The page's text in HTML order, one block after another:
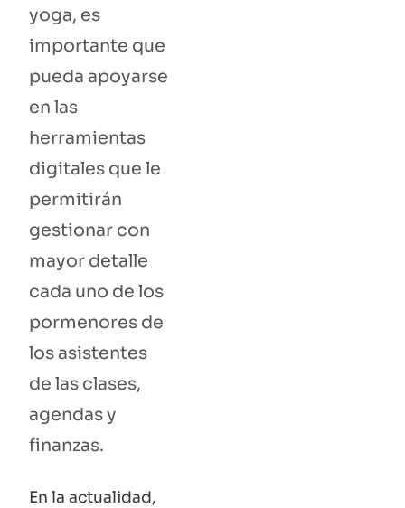
yoga, es
importante que
pueda apoyarse
en las
herramientas
digitales que le
permitirán
gestionar con
mayor detalle
cada uno de los
pormenores de
los asistentes
de las clases,
agendas y
finanzas.
En la actualidad,